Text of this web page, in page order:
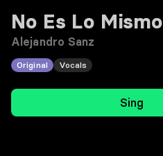
No Es Lo Mismo
Alejandro Sanz
Original Vocals
Sing